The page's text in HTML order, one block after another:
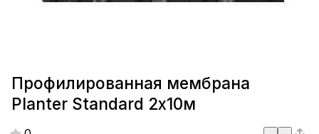
Профилированная мембрана
Planter Standard 2х10м